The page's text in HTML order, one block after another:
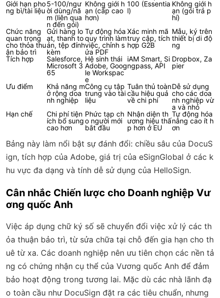
Giới hạn pho
ng bì/tài liệu
5-100/ngư
ời dùng/nă
m (liên qua
n đến gói)
Không giới h
ạn (cấp cao
hơn)
100 (Essentia
l)
Không giới h
ạn (gói trả p
hí)
Chức năng
quan trọng
cho thỏa thu
ận bảo trì
Gửi hàng lo
ạt, thanh to
án, tệp đính
kèm
Tự động hóa
quy trình làm
việc, chỉnh s
ửa PDF
Xác minh mã
truy cập, tích
hợp G2B
Mẫu, ký trên
thiết bị di độ
ng
Tích hợp
Salesforce,
Microsoft 3
65
Hệ sinh thái
Adobe, Goog
le Workspac
e
iAM Smart, Si
ngpass, API
Dropbox, Za
pier
Ưu điểm
Khả năng m
ở rộng doa
nh nghiệp
Công cụ tập
trung vào tài
liệu
Tuân thủ toàn
cầu hiệu quả
về chi phí
Dễ sử dụng
cho các doa
nh nghiệp vừ
a và nhỏ
Hạn chế
Chi phí tiện
ích bổ sung
cao hơn
Phức tạp ch
o người mới
bắt đầu
Nhận diện th
ương hiệu thấ
p hơn ở EU
Tự động hóa
nâng cao ít h
ơn
Bảng này làm nổi bật sự đánh đổi: chiều sâu của DocuS
ign, tích hợp của Adobe, giá trị của eSignGlobal ở các k
hu vực đa dạng và tính dễ sử dụng của HelloSign.
Cân nhắc Chiến lược cho Doanh nghiệp Vư
ơng quốc Anh
Việc áp dụng chữ ký số sẽ chuyển đổi việc xử lý các th
ỏa thuận bảo trì, từ sửa chữa tại chỗ đến gia hạn cho th
uê từ xa. Các doanh nghiệp nên ưu tiên chọn các nền tả
ng có chứng nhận cụ thể của Vương quốc Anh để đảm
bảo hoạt động trong tương lai. Mặc dù các nhà lãnh đạ
o toàn cầu như DocuSign đặt ra các tiêu chuẩn, nhưng